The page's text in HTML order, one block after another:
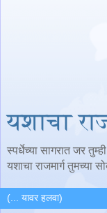
यशाचा
स्पर्धेच्या सागरात जर
यशाचा राजमार्ग तुमच्या